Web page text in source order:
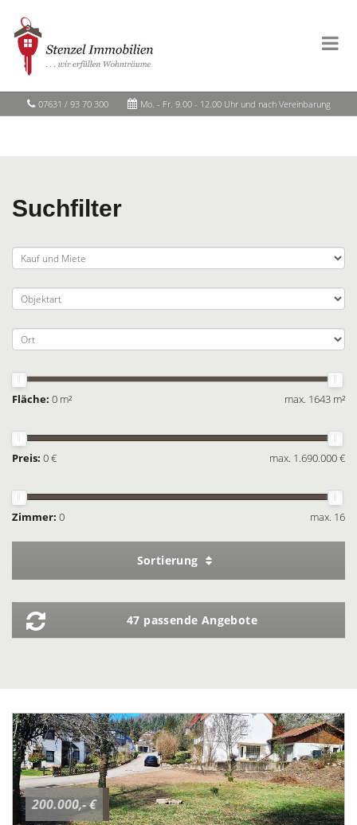
07631 / 93 70 300 Mo. - Fr. 9.00 - 12.00 Uhr und nach Vereinbarung
Suchfilter
Fläche: 0 m² max. 1643 m²
Preis: 0 € max. 1.690.000 €
Zimmer: 0 max. 16
Sortierung
47 passende Angebote
200.000,- €